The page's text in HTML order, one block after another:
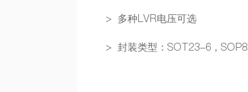
> 多种LVR电压可选
> 封装类型：SOT23-6，SOP8